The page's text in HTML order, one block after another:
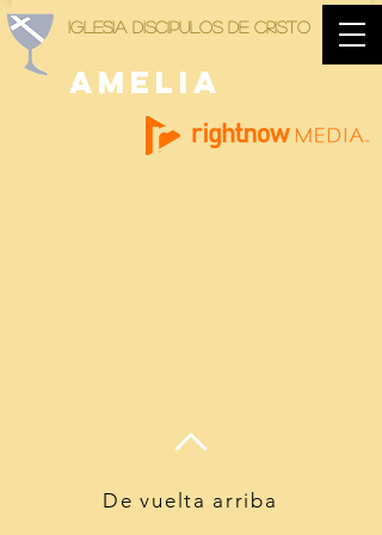
AMELIA
Iglesia Discipulos de Cristo
De vuelta arriba